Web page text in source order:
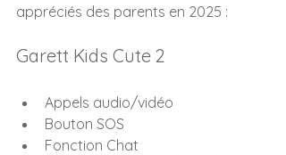
appréciés des parents en 2025 :
Garett Kids Cute 2
Appels audio/vidéo
Bouton SOS
Fonction Chat